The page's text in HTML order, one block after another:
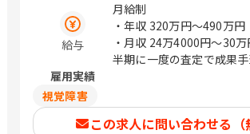
給与
月給制
・年収 320万円〜490万円
・月収 24万4000円〜30万
半期に一度の査定で成果
雇用実績
視覚障害
この求人に問い合わせる（